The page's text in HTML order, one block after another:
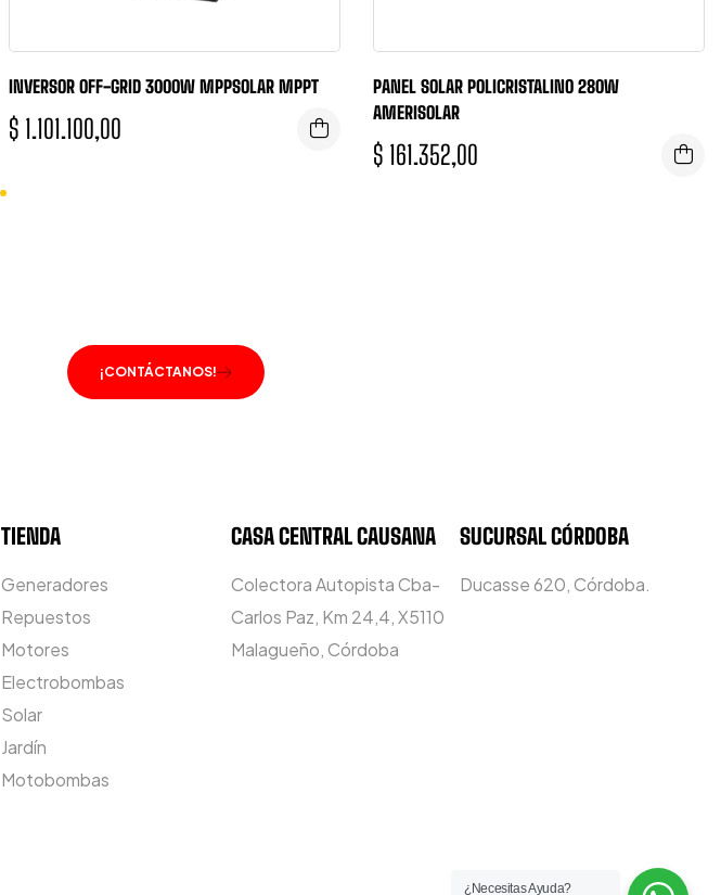
INVERSOR OFF-GRID 3000W MPPSOLAR MPPT
$ 1.101.100,00
PANEL SOLAR POLICRISTALINO 280W
AMERISOLAR
$ 161.352,00
¡CONTÁCTANOS!
TIENDA
Generadores
Repuestos
Motores
Electrobombas
Solar
Jardín
Motobombas
CASA CENTRAL CAUSANA
Colectora Autopista Cba-
Carlos Paz, Km 24,4, X5110
Malagueño, Córdoba
SUCURSAL CÓRDOBA
Ducasse 620, Córdoba.
¿Necesitas Ayuda?